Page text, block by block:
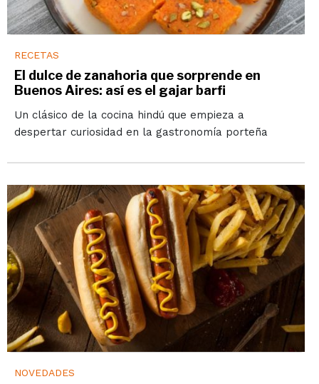
RECETAS
El dulce de zanahoria que sorprende en
Buenos Aires: así es el gajar barfi
Un clásico de la cocina hindú que empieza a
despertar curiosidad en la gastronomía porteña
NOVEDADES